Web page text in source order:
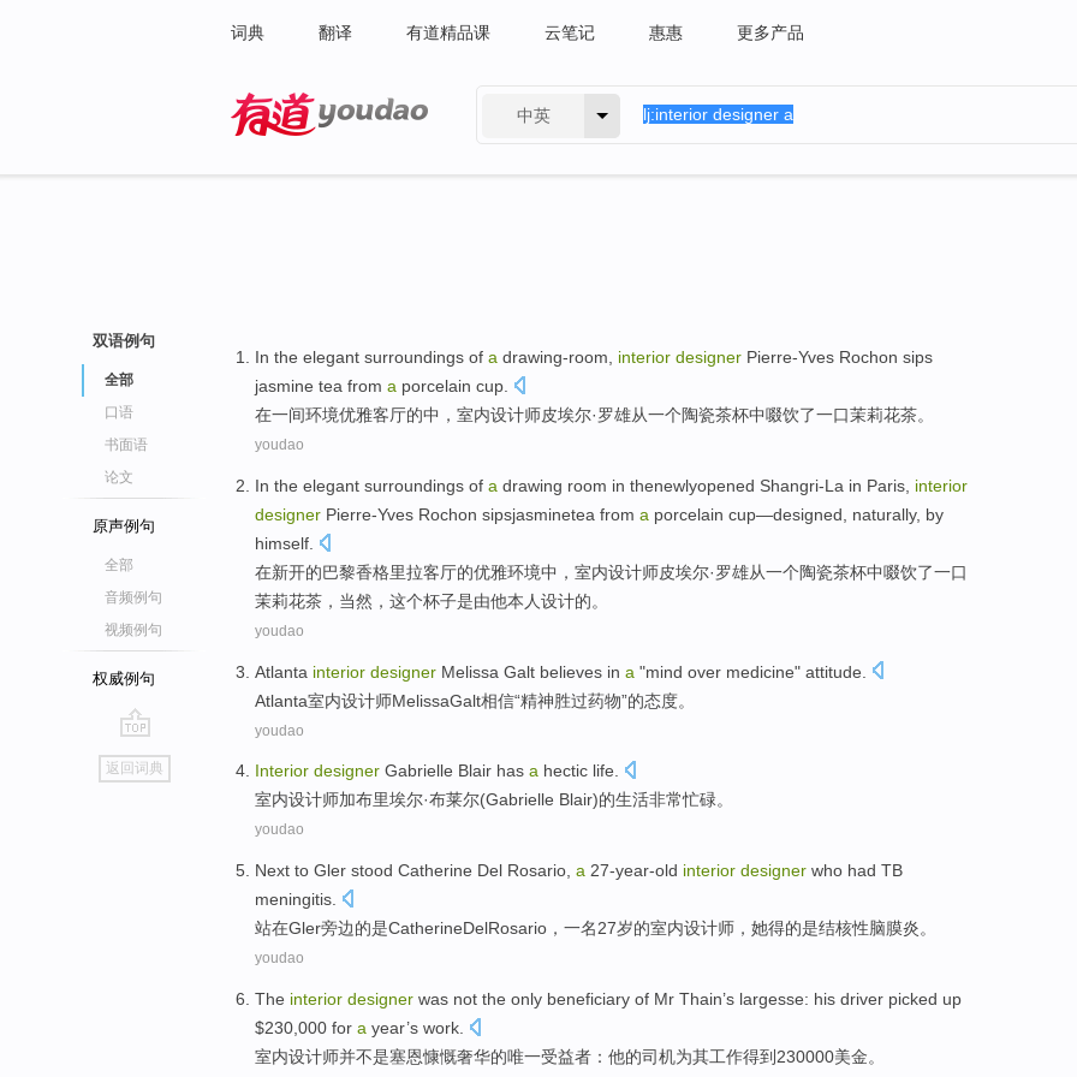
词典 翻译 有道精品课 云笔记 惠惠 更多产品
中英
双语例句
全部
口语
书面语
论文
原声例句
全部
音频例句
视频例句
权威例句
go
top
返回词典
In the elegant surroundings of a drawing-room interior designer Pierre-Yves Rochon sips
jasmine tea from a porcelain cup
在一间环境优雅客厅的中， 室内设计师皮埃尔·罗雄从一个陶瓷茶杯中啜饮了一口茉莉花茶。
youdao
In the elegant surroundings of a drawing room in thenewlyopened Shangri-La in Paris interior
designer Pierre-Yves Rochon sipsjasminetea from a porcelain cup—designed naturally, by
himself
在新开的巴黎香格里拉客厅的优雅环境中 ， 室内设计师皮埃尔·罗雄从一个陶瓷茶杯中啜饮了一口
茉莉花茶， 当然 ，这个杯子是由他本人设计的。
youdao
Atlanta interior designer Melissa Galt believes in a "mind over medicine" attitude
Atlanta室内设计师MelissaGalt相信“精神胜过药物”的态度。
youdao
Interior designer Gabrielle Blair has a hectic life.
室内设计师加布里埃尔·布莱尔(Gabrielle Blair)的生活非常忙碌。
youdao
Next to Gler stood Catherine Del Rosario a 27-year-old interior designer who had TB
meningitis
站在Gler旁边的是CatherineDelRosario ， 一名27岁的室内设计师 ，她得的是结核性脑膜炎。
youdao
The interior designer was not the only beneficiary of Mr Thain’s largesse: his driver picked up
$230,000 for a year’s work
室内设计师并不是塞恩慷慨奢华的唯一受益者 ： 他的司机为其工作得到230000美金。